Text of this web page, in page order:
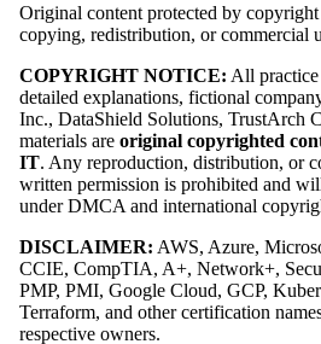
Original content protected by
copying, redistribution, or commercial
COPYRIGHT NOTICE: All practice
detailed explanations, fictional
Inc., DataShield Solutions, TrustArch
materials are original copyrighted
IT. Any reproduction, distribution, or
written permission is prohibited and
under DMCA and international
DISCLAIMER: AWS, Azure,
CCIE, CompTIA, A+, Network+,
PMP, PMI, Google Cloud, GCP,
Terraform, and other certification
respective owners.